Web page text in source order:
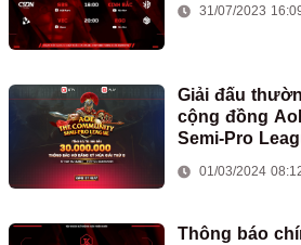
31/07/2023
Giải đấu
cộng đồng
Semi-Pro
01/03/2024
Thông báo